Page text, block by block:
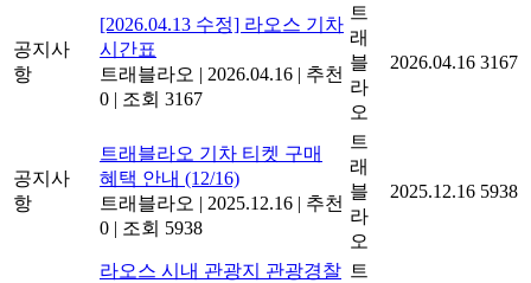
공지사
항
[2026.04.13 수정] 라오스 기차
시간표
트래블라오 | 2026.04.16 | 추천
0 | 조회 3167
트
래
블
라
오
2026.04.16 3167
공지사
항
트래블라오 기차 티켓 구매
혜택 안내 (12/16)
트래블라오 | 2025.12.16 | 추천
0 | 조회 5938
트
래
블
라
오
2025.12.16 5938
라오스 시내 관광지 관광경찰 트